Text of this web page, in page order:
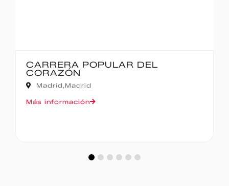
CARRERA POPULAR DEL
CORAZÓN
Madrid,Madrid
Más información